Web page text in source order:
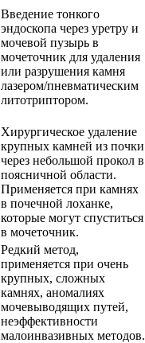
Введение тонкого
эндоскопа через уретру и
мочевой пузырь в
мочеточник для удаления
или разрушения камня
лазером/пневматическим
литотриптором.
Хирургическое удаление
крупных камней из почки
через небольшой прокол в
поясничной области.
Применяется при камнях
в почечной лоханке,
которые могут спуститься
в мочеточник.
Редкий метод,
применяется при очень
крупных, сложных
камнях, аномалиях
мочевыводящих путей,
неэффективности
малоинвазивных методов.